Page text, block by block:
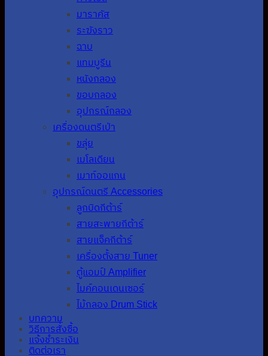
มาราคัส
ระฆังราว
ฉาบ
แทมบูรีน
หนังกลอง
ขอบกลอง
อุปกรณ์กลอง
เครื่องดนตรีเป่า
ขลุ่ย
เมโลเดียน
เมาท์ออแกน
อุปกรณ์ดนตรี Accessories
ลูกบิดกีต้าร์
สายสะพายกีต้าร์
สายแจ็คกีต้าร์
เครื่องตั้งสาย Tuner
ตู้แอมป์ Amplifier
ไมค์คอนเดนเซอร์
ไม้กลอง Drum Stick
บทความ
วิธีการสั่งซื้อ
แจ้งชำระเงิน
ติดต่อเรา